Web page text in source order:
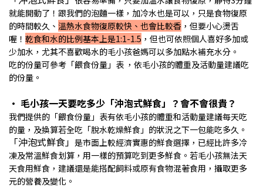
就能開動了！跟我們的泡麵一樣，加冷水也是可以，只是食物復原
的時間較久、 溫熱水食物復原較快、也會比較香 ，但要小心燙舌
喔！ 乾食和水的比例基本上是1:1-1.5 ，但也可依照個人喜好多加或
少加水，尤其不喜歡喝水的毛小孩爸媽可以多加點水補充水分。
吃的份量可參考「餵食份量」表 ，依毛小孩的體重及活動量建議吃
的份量。
• 毛小孩一天要吃多少 「沖泡式鮮食」 ？會不會很貴？
我們提供的「餵食份量」表有依毛小孩的體重和活動量建議每天吃
的量，及換算若全吃「脫水乾燥鮮食」的狀況之下一包能吃多久。
「沖泡式鮮食」 是市面上較經濟實惠的鮮食選擇，已經比許多冷
凍及常溫鮮食划算，用一樣的預算吃到更多鮮食。若毛小孩無法天
天食用鮮食，建議還是能搭配飼料或原有食物混著食用，攝取更多
元的營養及變化。